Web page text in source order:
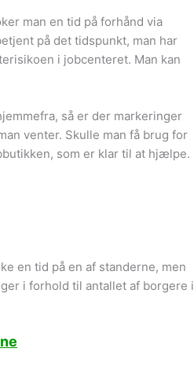
man en tid på forhånd via
på det tidspunkt, man har
i jobcenteret. Man kan
så er der markeringer
venter. Skulle man få brug for
som er klar til at hjælpe.
en tid på en af standerne, men
i forhold til antallet af borgere i